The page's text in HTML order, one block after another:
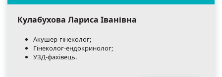
Кулабухова Лариса Іванівна
Акушер-гінеколог;
Гінеколог-ендокринолог;
УЗД-фахівець.